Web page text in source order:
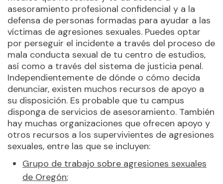
asesoramiento profesional confidencial y a la
defensa de personas formadas para ayudar a las
víctimas de agresiones sexuales. Puedes optar
por perseguir el incidente a través del proceso de
mala conducta sexual de tu centro de estudios,
así como a través del sistema de justicia penal.
Independientemente de dónde o cómo decida
denunciar, existen muchos recursos de apoyo a
su disposición. Es probable que tu campus
disponga de servicios de asesoramiento. También
hay muchas organizaciones que ofrecen apoyo y
otros recursos a los supervivientes de agresiones
sexuales, entre las que se incluyen:
Grupo de trabajo sobre agresiones sexuales
de Oregón;